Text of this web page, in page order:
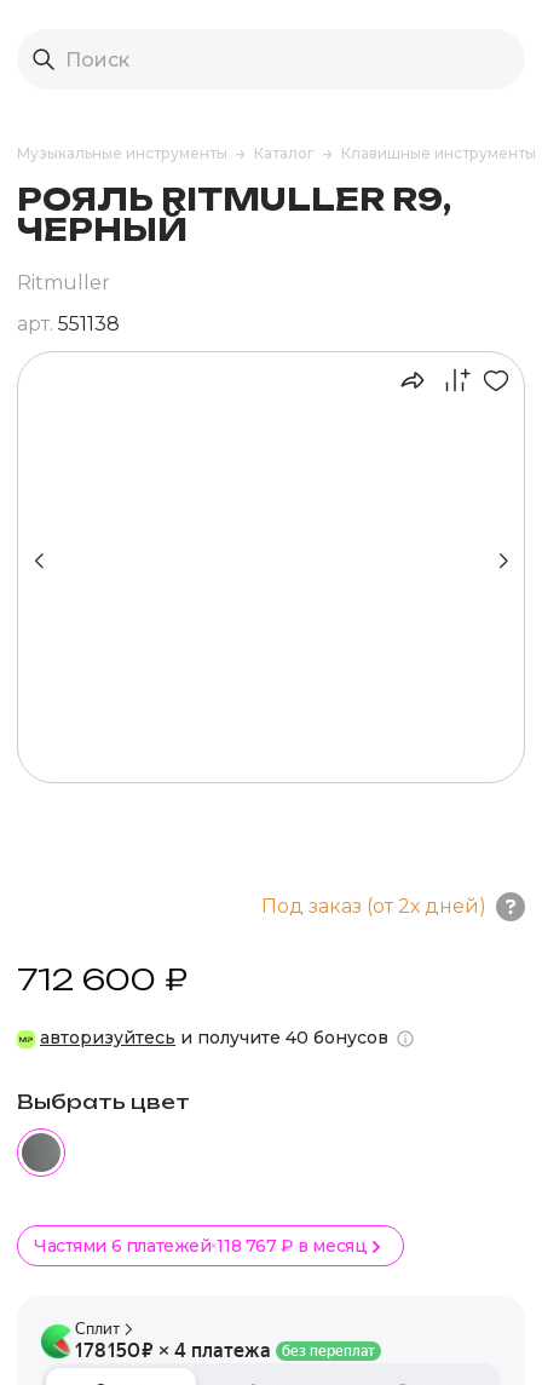
Музыкальные инструменты Каталог Клавишные инструменты
РОЯЛЬ RITMULLER R9,
ЧЕРНЫЙ
Ritmuller
арт. 551138
Под заказ (от 2х дней)
712 600 ₽
авторизуйтесь и получите 40 бонусов
Выбрать цвет
Частями 6 платежей 118 767 ₽ в месяц